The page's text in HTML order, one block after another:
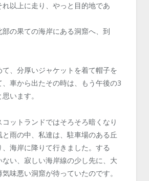
以上に走り、やっと目的地であ
の果ての海岸にある洞窟へ、到
、分厚いジャケットを着て帽子を
車から出たその時は、もう午後の3
います。
ットランドではそろそろ暗くなり
雨の中、私達は、駐車場のある丘
海岸に降りて行きました。する
ない、寂しい海岸線の少し先に、大
味悪い洞窟が待っていたのです。